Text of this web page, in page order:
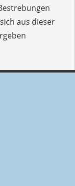
aus dieser